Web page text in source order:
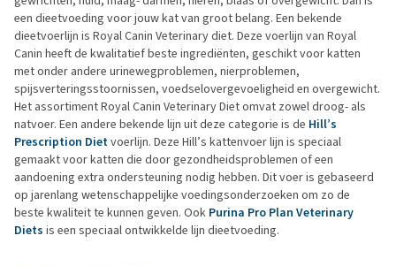
een dieetvoeding voor jouw kat van groot belang. Een bekende
dieetvoerlijn is Royal Canin Veterinary diet. Deze voerlijn van Royal
Canin heeft de kwalitatief beste ingrediënten, geschikt voor katten
met onder andere urinewegproblemen, nierproblemen,
spijsverteringsstoornissen, voedselovergevoeligheid en overgewicht.
Het assortiment Royal Canin Veterinary Diet omvat zowel droog- als
natvoer. Een andere bekende lijn uit deze categorie is de Hill’s
Prescription Dietvoerlijn. Deze Hill’s kattenvoer lijn is speciaal
gemaakt voor katten die door gezondheidsproblemen of een
aandoening extra ondersteuning nodig hebben. Dit voer is gebaseerd
op jarenlang wetenschappelijke voedingsonderzoeken om zo de
beste kwaliteit te kunnen geven. Ook Purina Pro Plan Veterinary
Diets is een speciaal ontwikkelde lijn dieetvoeding.